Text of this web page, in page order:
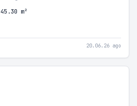
45.30 m²
20.06.26 ago